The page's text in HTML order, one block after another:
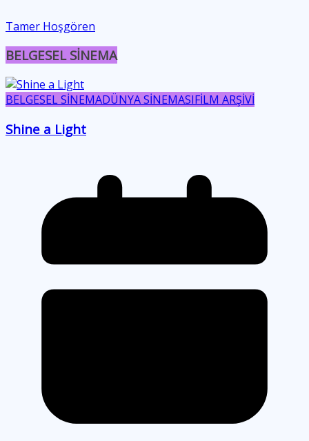
Tamer Hoşgören
BELGESEL SİNEMA
BELGESEL SİNEMADÜNYA SİNEMASIFİLM ARŞİVİ
Shine a Light